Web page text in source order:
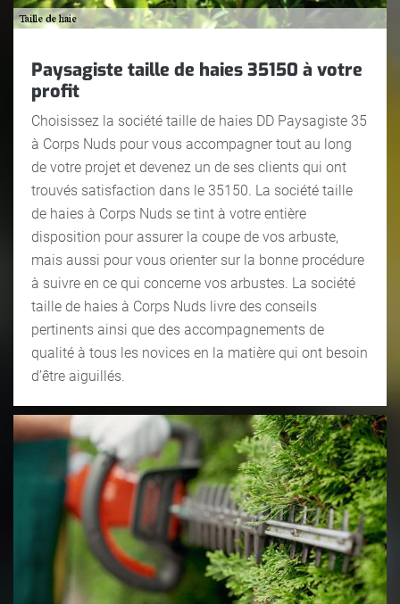
Paysagiste taille de haies 35150 à votre
profit
Choisissez la société taille de haies DD Paysagiste 35
à Corps Nuds pour vous accompagner tout au long
de votre projet et devenez un de ses clients qui ont
trouvés satisfaction dans le 35150. La société taille
de haies à Corps Nuds se tint à votre entière
disposition pour assurer la coupe de vos arbuste,
mais aussi pour vous orienter sur la bonne procédure
à suivre en ce qui concerne vos arbustes. La société
taille de haies à Corps Nuds livre des conseils
pertinents ainsi que des accompagnements de
qualité à tous les novices en la matière qui ont besoin
d’être aiguillés.